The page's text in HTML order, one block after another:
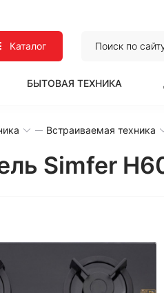
Каталог
БЫТОВАЯ ТЕХНИКА
Встраиваемая техника
Simfer